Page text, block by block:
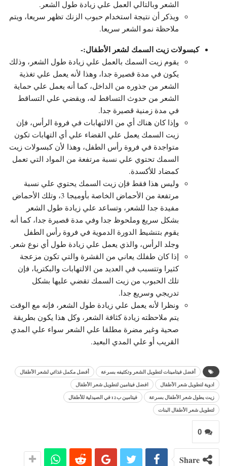
الشعر وبالتالي العمل علي زيادة طول الشعر.
ويذكر أن نتيجة استخدام حبوب الزنك تظهر سريعا، ويتم
ملاحظة نمو الشعر سريعا.
كبسولات زيت السمك لشعر الأطفال:-
يقوم زيت السمك بالعمل علي زيادة طول الشعر، وذلك
يكون في مدة قصيرة جدا، وهذا لأنه يعمل علي تغذية
الشعر من جذوره من الداخل، كما أنه يعمل علي حماية
الشعر من حدوث التساقط له، ويقضي علي التساقط
في مدة زمنية قصيرة جدا.
وإذا كان هناك أي من الالتهابات في فروة الرأس، فإن
زيت السمك يعمل علي القضاء علي أي التهابات تكون
متواجدة في فروة رأس الطفل، وهذا لأن كبسولات زيت
السمك تحتوي علي نسبة مرتفعة من المواد التي تعمل
كمضاد للأكسدة.
وليس هذا فقط فإن زيت السمك يحتوي علي نسبة
مرتفعة من الأحماض الخاصة بأوميجا 3، وتلك الأحماض
مفيدة جدا للشعر، وتساعد علي زيادة طول الشعر
بشكل سريع وملحوظ جدا وفي مدة قصيرة جدا، كما أنه
يقوم بتنشيط الدورة الدموية في فروة رأس الطفل
وجلد الرأس، والذي يعمل علي زيادة طول أي نوع شعر.
إذا كان طفلك يعاني من القشرة والتي تكون مزعجة
كثيرا وتتسبب في العديد من الالتهابات والبكتريا، فإن
تلك الحبوب من زيت السمك تقضي عليها بشكل
تدريجي وسريع جدا.
ونظرا لأنه يعمل علي زيادة طول الشعر، فإنه مع الوقت
يتم ملاحظته زيادة كثافة الشعر، وكل هذا يكون بطريقة
صحية وغير مضرة مطلقا علي الشعر سواء علي المدي
القريب أو علي المدي البعيد.
أفضل فيتامينات لتطويل الشعر وتكثيفه بسرعة
أفضل مكمل غذائي لشعر الأطفال
ادوية لتطويل شعر الأطفال
افضل فيتامين لتطويل شعر الأطفال
زيت يطول شعر الأطفال بسرعة
فيتامين ب12 في الصيدلية للأطفال
لتطويل شعر الأطفال البنات
0
Share